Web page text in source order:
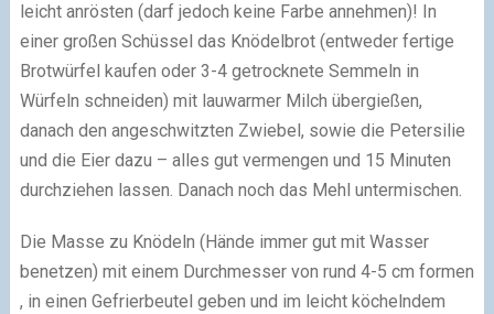
leicht anrösten (darf jedoch keine Farbe annehmen)! In
einer großen Schüssel das Knödelbrot (entweder fertige
Brotwürfel kaufen oder 3-4 getrocknete Semmeln in
Würfeln schneiden) mit lauwarmer Milch übergießen,
danach den angeschwitzten Zwiebel, sowie die Petersilie
und die Eier dazu – alles gut vermengen und 15 Minuten
durchziehen lassen. Danach noch das Mehl untermischen.
Die Masse zu Knödeln (Hände immer gut mit Wasser
benetzen) mit einem Durchmesser von rund 4-5 cm formen
, in einen Gefrierbeutel geben und im leicht köchelndem